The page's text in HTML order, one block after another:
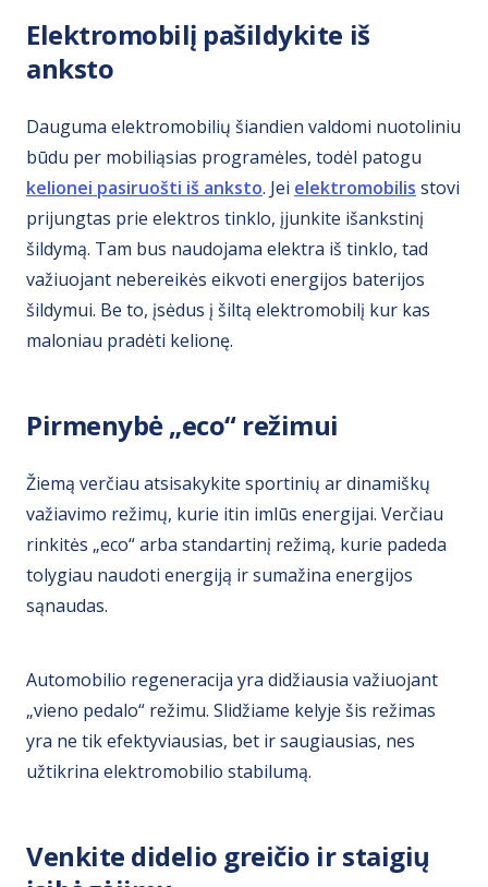
Elektromobilį pašildykite iš
anksto
Dauguma elektromobilių šiandien valdomi nuotoliniu
būdu per mobiliąsias programėles, todėl patogu
kelionei pasiruošti iš anksto. Jei elektromobilis stovi
prijungtas prie elektros tinklo, įjunkite išankstinį
šildymą. Tam bus naudojama elektra iš tinklo, tad
važiuojant nebereikės eikvoti energijos baterijos
šildymui. Be to, įsėdus į šiltą elektromobilį kur kas
maloniau pradėti kelionę.
Pirmenybė „eco“ režimui
Žiemą verčiau atsisakykite sportinių ar dinamiškų
važiavimo režimų, kurie itin imlūs energijai. Verčiau
rinkitės „eco“ arba standartinį režimą, kurie padeda
tolygiau naudoti energiją ir sumažina energijos
sąnaudas.
Automobilio regeneracija yra didžiausia važiuojant
„vieno pedalo“ režimu. Slidžiame kelyje šis režimas
yra ne tik efektyviausias, bet ir saugiausias, nes
užtikrina elektromobilio stabilumą.
Venkite didelio greičio ir staigių